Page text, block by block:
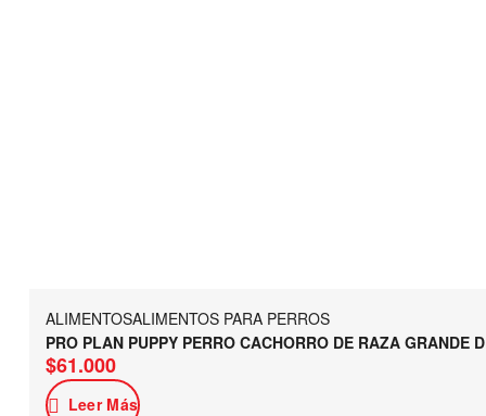
ALIMENTOSALIMENTOS PARA PERROS
PRO PLAN PUPPY PERRO CACHORRO DE RAZA GRANDE
$61.000
Leer Más